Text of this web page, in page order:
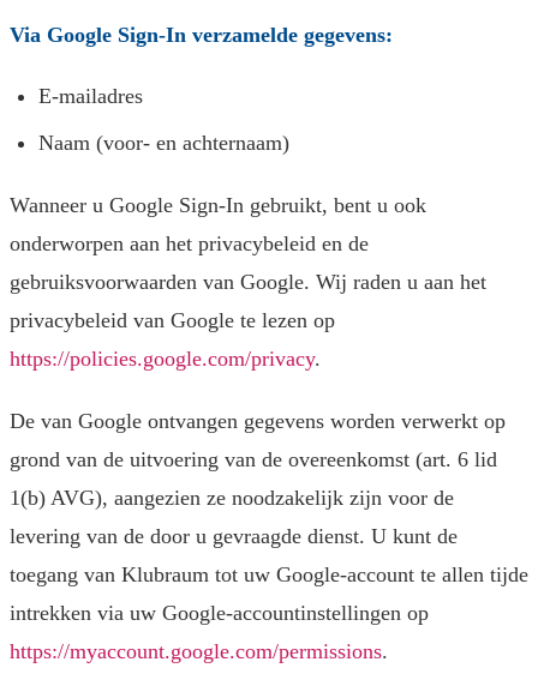
Via Google Sign-In verzamelde gegevens:
E-mailadres
Naam (voor- en achternaam)
Wanneer u Google Sign-In gebruikt, bent u ook
onderworpen aan het privacybeleid en de
gebruiksvoorwaarden van Google. Wij raden u aan het
privacybeleid van Google te lezen op
https://policies.google.com/privacy.
De van Google ontvangen gegevens worden verwerkt op
grond van de uitvoering van de overeenkomst (art. 6 lid
1(b) AVG), aangezien ze noodzakelijk zijn voor de
levering van de door u gevraagde dienst. U kunt de
toegang van Klubraum tot uw Google-account te allen tijde
intrekken via uw Google-accountinstellingen op
https://myaccount.google.com/permissions.